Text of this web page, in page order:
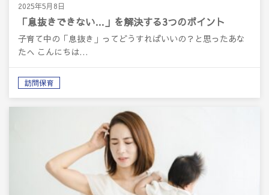
2025年5月8日
「息抜きできない…」を解決する3つのポイント
子育て中の「息抜き」ってどうすればいいの？と思ったあな
たへ こんにちは…
訪問保育